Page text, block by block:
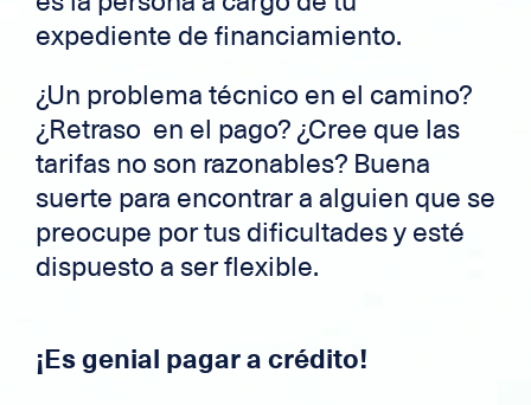
expediente de financiamiento.
¿Un problema técnico en el camino?
¿Retraso en el pago? ¿Cree que las
tarifas no son razonables? Buena
suerte para encontrar a alguien que se
preocupe por tus dificultades y esté
dispuesto a ser flexible.
¡Es genial pagar a crédito!